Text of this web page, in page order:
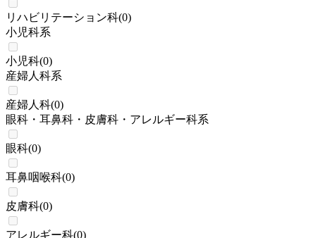
リハビリテーション科(0)
小児科系
小児科(0)
産婦人科系
産婦人科(0)
眼科・耳鼻科・皮膚科・アレルギー科系
眼科(0)
耳鼻咽喉科(0)
皮膚科(0)
アレルギー科(0)